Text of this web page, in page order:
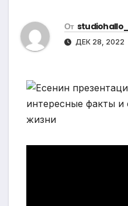
От studiohallo_
ДЕК 28, 2022